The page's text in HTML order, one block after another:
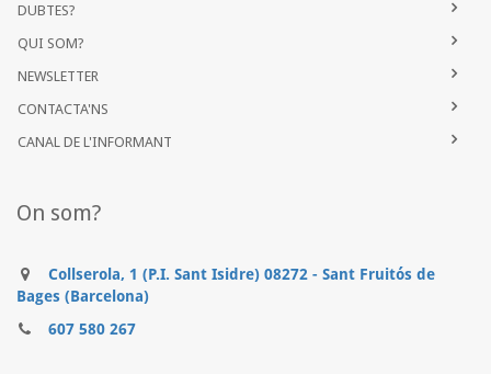
DUBTES?
QUI SOM?
NEWSLETTER
CONTACTA'NS
CANAL DE L'INFORMANT
On som?
Collserola, 1 (P.I. Sant Isidre) 08272 - Sant Fruitós de
Bages (Barcelona)
607 580 267